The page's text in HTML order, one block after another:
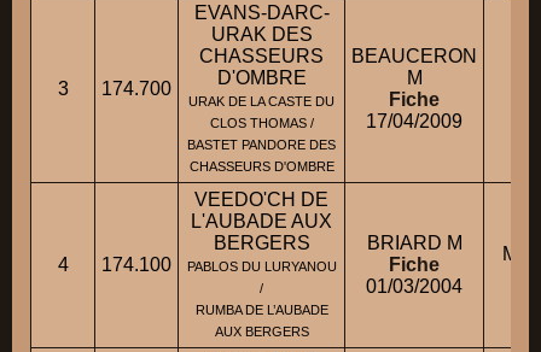
3 174.700
EVANS-DARC-
URAK DES
CHASSEURS
D'OMBRE
URAK DE LA CASTE DU
CLOS THOMAS /
BASTET PANDORE DES
CHASSEURS D'OMBRE
BEAUCERON
M
Fiche
17/04/2009
4 174.100
VEEDO'CH DE
L'AUBADE AUX
BERGERS
PABLOS DU LURYANOU
/
RUMBA DE L’AUBADE
AUX BERGERS
BRIARD M
Fiche
01/03/2004